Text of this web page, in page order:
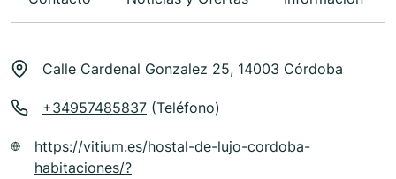
Calle Cardenal Gonzalez 25, 14003 Córdoba
+34957485837 (Teléfono)
https://vitium.es/hostal-de-lujo-cordoba-
habitaciones/?